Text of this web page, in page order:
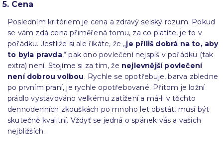
5. Cena
Posledním kritériem je cena a zdravý selský rozum. Pokud
se vám zdá cena přiměřená tomu, za co platíte, je to v
pořádku. Jestliže si ale říkáte, že „je příliš dobrá na to, aby
to byla pravda,“ pak ono povlečení nejspíš v pořádku (tak
extra) není. Stojíme si za tím, že nejlevnější povlečení
není dobrou volbou. Rychle se opotřebuje, barva zbledne
po prvním praní, je rychle opotřebované. Přitom je ložní
prádlo vystavováno velkému zatížení a má-li v těchto
dennodenních zkouškách po mnoho let obstát, musí být
skutečně kvalitní. Vždyť se jedná o spánek vás a vašich
nejbližších.